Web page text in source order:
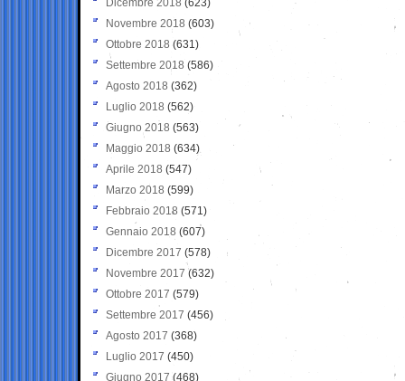
Dicembre 2018 (623)
Novembre 2018 (603)
Ottobre 2018 (631)
Settembre 2018 (586)
Agosto 2018 (362)
Luglio 2018 (562)
Giugno 2018 (563)
Maggio 2018 (634)
Aprile 2018 (547)
Marzo 2018 (599)
Febbraio 2018 (571)
Gennaio 2018 (607)
Dicembre 2017 (578)
Novembre 2017 (632)
Ottobre 2017 (579)
Settembre 2017 (456)
Agosto 2017 (368)
Luglio 2017 (450)
Giugno 2017 (468)